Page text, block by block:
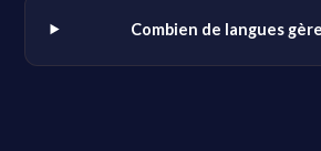
Combien de langues